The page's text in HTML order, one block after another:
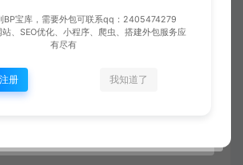
词汇。它在Web合作开发中承担
BP宝库，需要外包可联系qq：2405474279
、SEO优化、小程序、爬虫、搭建外包服务应
有尽有
册 我知道了